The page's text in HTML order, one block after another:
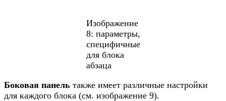
Изображение
8: параметры,
специфичные
для блока
абзаца
Боковая панель также имеет различные настройки
для каждого блока (см. изображение 9).